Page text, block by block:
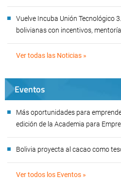
Vuelve Incuba Unión Tecnológico
bolivianas con incentivos,
Ver todas las Noticias »
Eventos
Más oportunidades para
edición de la Academia para
Bolivia proyecta al cacao como
Ver todos los Eventos »